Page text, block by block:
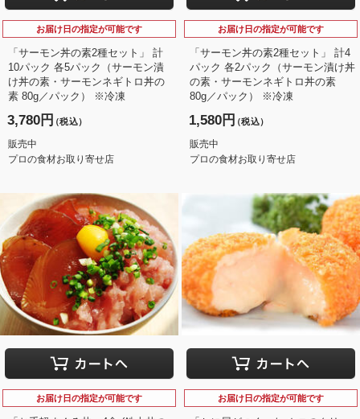
お届け日の指定が可能です
「サーモン丼の素2種セット」 計
10パック 各5パック（サーモン漬
け丼の素・サーモンネギトロ丼の
素 80g／パック） ※冷凍
3,780円（税込）
販売中
プロの食材お取り寄せ店
お届け日の指定が可能です
「サーモン丼の素2種セット」 計4
パック 各2パック（サーモン漬け丼
の素・サーモンネギトロ丼の素
80g／パック） ※冷凍
1,580円（税込）
販売中
プロの食材お取り寄せ店
お届け日の指定が可能です お届け日の指定が可能です